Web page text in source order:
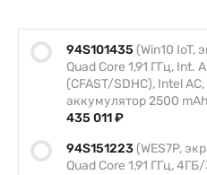
94S101435 (Win10 IoT,
Quad Core 1,91 ГГц, Int.
(CFAST/SDHC), Intel
аккумулятор 2500
435 011 ₽
94S151223 (WES7P,
Quad Core 1,91 ГГц,